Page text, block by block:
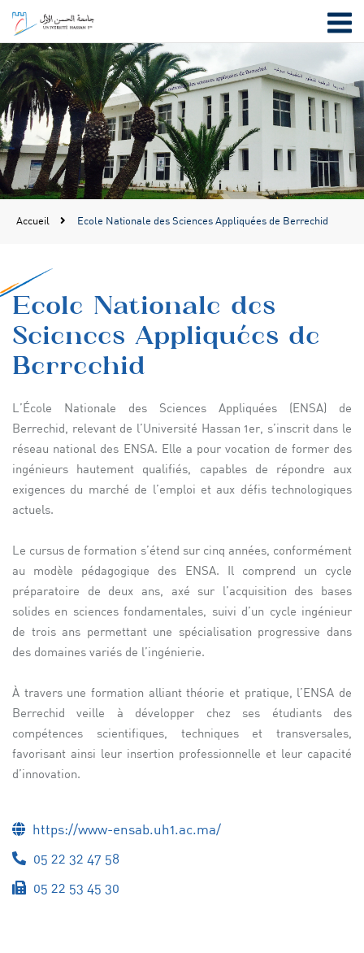
Accueil Ecole Nationale des Sciences Appliquées de Berrechid
Ecole Nationale des
Sciences Appliquées de
Berrechid
L’École Nationale des Sciences Appliquées (ENSA) de
Berrechid, relevant de l’Université Hassan 1er, s’inscrit dans le
réseau national des ENSA. Elle a pour vocation de former des
ingénieurs hautement qualifiés, capables de répondre aux
exigences du marché de l’emploi et aux défis technologiques
actuels.
Le cursus de formation s’étend sur cinq années, conformément
au modèle pédagogique des ENSA. Il comprend un cycle
préparatoire de deux ans, axé sur l’acquisition des bases
solides en sciences fondamentales, suivi d’un cycle ingénieur
de trois ans permettant une spécialisation progressive dans
des domaines variés de l’ingénierie.
À travers une formation alliant théorie et pratique, l’ENSA de
Berrechid veille à développer chez ses étudiants des
compétences scientifiques, techniques et transversales,
favorisant ainsi leur insertion professionnelle et leur capacité
d’innovation.
https://www-ensab.uh1.ac.ma/
05 22 32 47 58
05 22 53 45 30